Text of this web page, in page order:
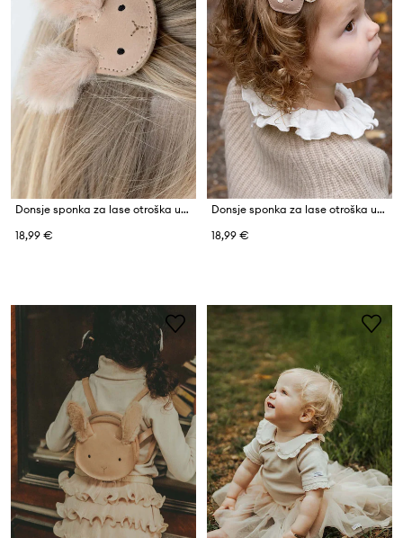
Donsje sponka za lase otroška usnjena Josy Exclusive Hairclip Fluffy Bunny
18,99 €
Donsje sponka za lase otroška usnjena Josy Exclusive Hairclip Mouse
18,99 €